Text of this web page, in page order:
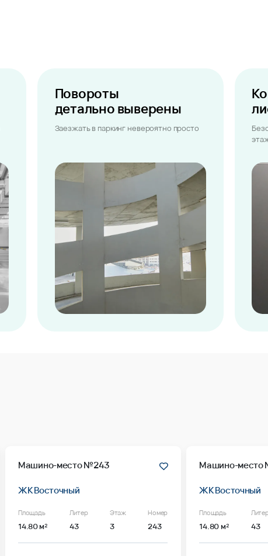
Повороты
детально выверены
Заезжать в паркинг невероятно просто
Машино-место №243
ЖК Восточный
Площадь
14.80 м²
Литер
43
Этаж
3
Номер
243
Машино-место
ЖК Восточный
Площадь
14.80 м² 43